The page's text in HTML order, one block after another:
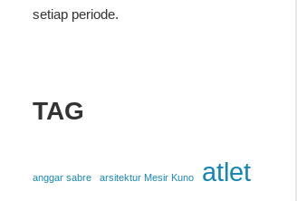
setiap periode.
TAG
anggar sabre arsitektur Mesir Kuno atlet